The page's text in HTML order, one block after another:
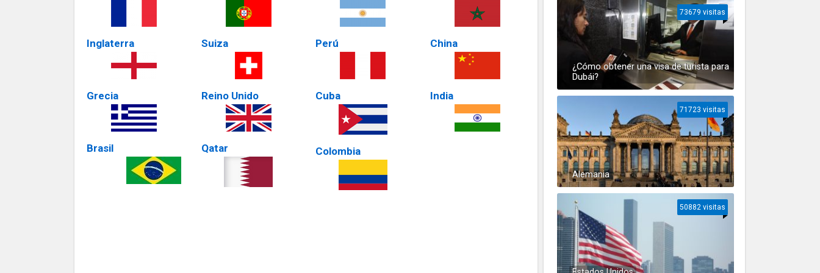
Inglaterra
Grecia
Brasil
Suiza
Reino Unido
Qatar
Perú
Cuba
Colombia
China
India
¿Cómo obtener una visa de turista para
Dubái?
73679 visitas
Alemania
71723 visitas
50882 visitas